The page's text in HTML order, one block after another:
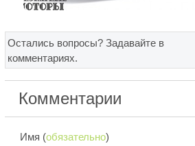
Остались вопросы? Задавайте в
комментариях.
Комментарии
Имя (обязательно)